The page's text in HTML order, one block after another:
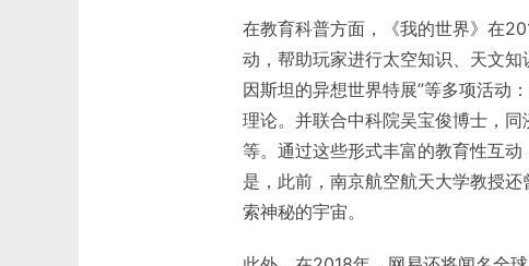
在教育科普方面，《我的世界》在
动，帮助玩家进行太空知识、天文
因斯坦的异想世界特展”等多项活动
理论。并联合中科院吴宝俊博士，
等。通过这些形式丰富的教育性互
是，此前，南京航空航天大学教授
索神秘的宇宙。